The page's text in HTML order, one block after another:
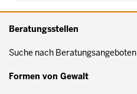
Beratungsstellen
Suche nach Beratungsangeboten
Formen von Gewalt